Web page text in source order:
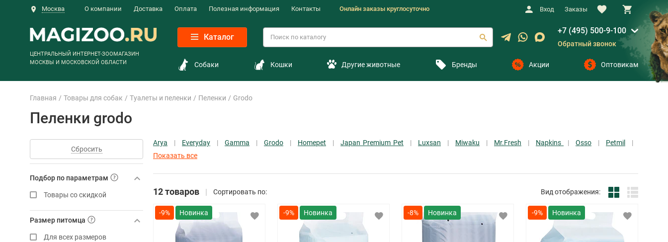
Москва О компании Доставка Оплата Полезная информация Контакты Онлайн заказы круглосуточно Вход Заказы
ЦЕНТРАЛЬНЫЙ ИНТЕРНЕТ-ЗООМАГАЗИН
МОСКВЫ И МОСКОВСКОЙ ОБЛАСТИ
Каталог
+7 (495) 500-9-100
Обратный звонок
Собаки Кошки Другие животные Бренды Акции Оптовикам
Главная Товары для собак Туалеты и пеленки Пеленки Grodo
Пеленки grodo
Сбросить
Подбор по параметрам
Товары со скидкой
Размер питомца
Для всех размеров
Arya Everyday Gamma Grodo Homepet Japan Premium Pet Luxsan Miwaku Mr.Fresh Napkins Osso
Petmil
Показать все
12 товаров Сортировать по: Вид отображения:
-9% -9% -8% -9%